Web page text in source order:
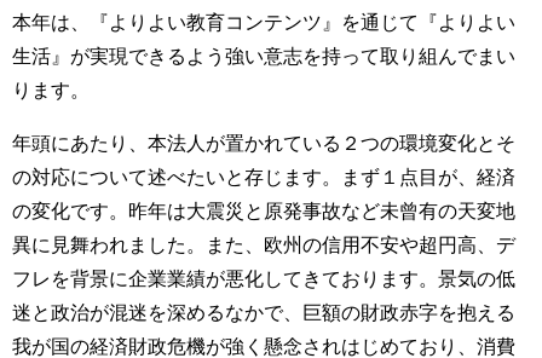
本年は、『よりよい教育コンテンツ』を通じて『よりよい
生活』が実現できるよう強い意志を持って取り組んでまい
ります。
年頭にあたり、本法人が置かれている２つの環境変化とそ
の対応について述べたいと存じます。まず１点目が、経済
の変化です。昨年は大震災と原発事故など未曾有の天変地
異に見舞われました。また、欧州の信用不安や超円高、デ
フレを背景に企業業績が悪化してきております。景気の低
迷と政治が混迷を深めるなかで、巨額の財政赤字を抱える
我が国の経済財政危機が強く懸念されはじめており、消費